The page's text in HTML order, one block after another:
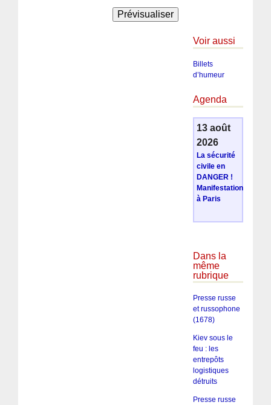
Voir aussi
Billets
d’humeur
Agenda
13 août
2026
La sécurité
civile en
DANGER !
Manifestation
à Paris
Dans la
même
rubrique
Presse russe
et russophone
(1678)
Kiev sous le
feu : les
entrepôts
logistiques
détruits
Presse russe